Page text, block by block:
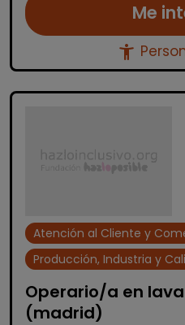
Me
accessibility_new
Atención al Cliente y
Producción, Industria y
Operario/a en
(madrid)